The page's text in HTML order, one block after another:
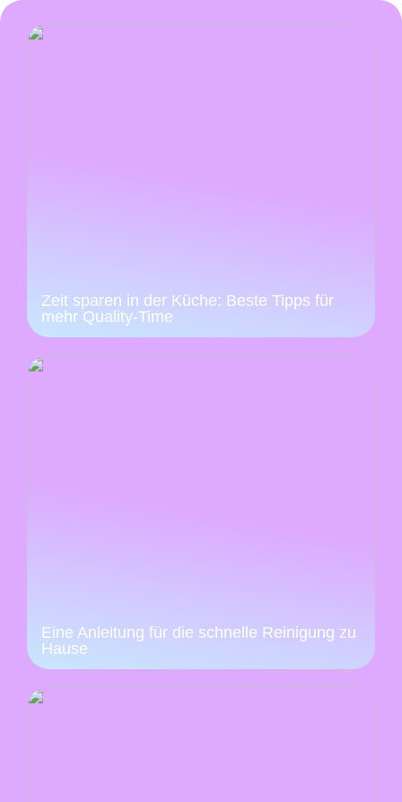
Zeit sparen in der Küche: Beste Tipps für
mehr Quality-Time
Eine Anleitung für die schnelle Reinigung zu
Hause